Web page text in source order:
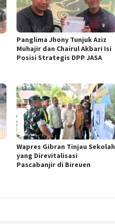
Panglima Jhony Tunjuk Aziz
Muhajir dan Chairul Akbari Isi
Posisi Strategis DPP JASA
Wapres Gibran Tinjau Sekolah
yang Direvitalisasi
Pascabanjir di Bireuen